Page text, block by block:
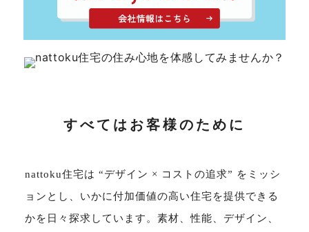
近日分譲予定情報 会社情報
動画ギャラリー 採用情報
すべてはお客様のために
nattoku住宅は “デザイン × コストの追求” をミッシ
ョンとし、いかに付加価値の高い住宅を提供できる
かを日々探求しています。素材、性能、デザイン、